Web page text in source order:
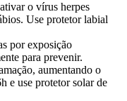
o vírus herpes
Use protetor labial
por exposição
para prevenir.
aumentando o
e use protetor solar de